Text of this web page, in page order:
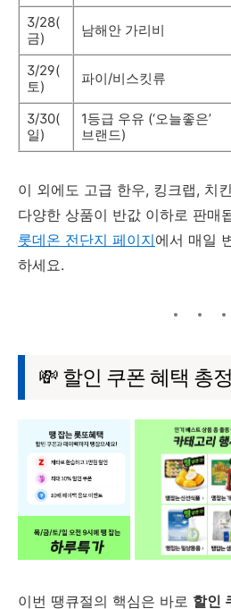
3/28(
금)
남해안 가리비
3/29(
토)
파이/비스킷류
3/30(
일)
1등급 우유 (‘오늘좋은’
브랜드)
이 외에도 고급 한우, 킹크랩, 치
다양한 상품이 반값 이하로 판매
롯데온 전단지 페이지에서 매일
하세요.
💸 할인 쿠폰 혜택 총
이번 땡큐절의 핵심은 바로 할인